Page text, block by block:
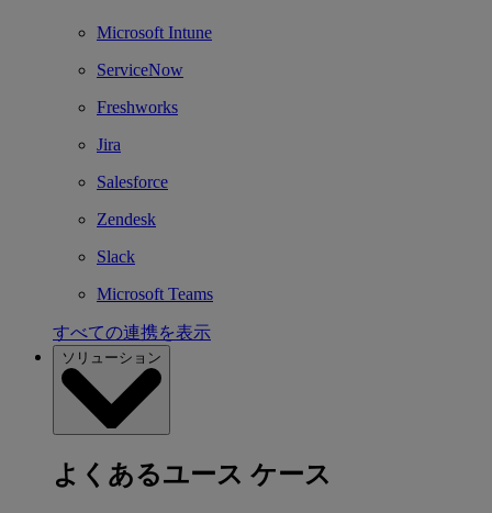
Microsoft Intune
ServiceNow
Freshworks
Jira
Salesforce
Zendesk
Slack
Microsoft Teams
すべての連携を表示
ソリューション
よくあるユース ケース